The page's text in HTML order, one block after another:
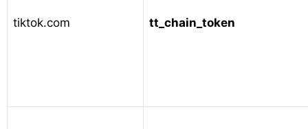
tiktok.com tt_chain_token